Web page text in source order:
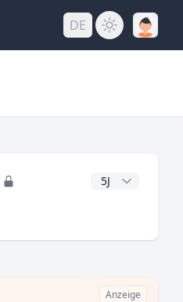
DE
CAGR Jahre
Anzeige